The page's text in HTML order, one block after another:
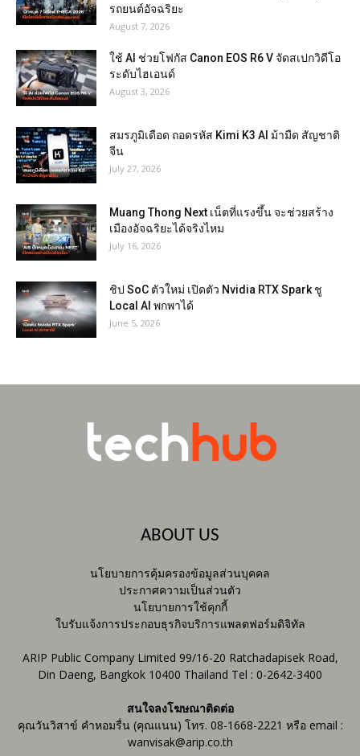
รถยนต์อัจฉริยะ
August 7, 2026
ใช้ AI ช่วยโฟกัส Canon EOS R6 V จัดสเปกวิดีโอ
ระดับไฮเอนด์
August 3, 2026
สมรภูมิเดือด ถอดรหัส Kimi K3 AI ม้ามืด สัญชาติ
จีน
July 27, 2026
Muang Thong Next เน็ตที่แรงขึ้น จะช่วยสร้าง
เมืองอัจฉริยะได้จริงไหม
July 16, 2026
ชิป SoC ตัวใหม่ เปิดตัว Nvidia RTX Spark ชู
Local AI พกพาได้
June 5, 2026
ABOUT US
นโยบายการคุ้มครองข้อมูลส่วนบุคคล
ประกาศความเป็นส่วนตัว
นโยบายการใช้คุกกี้
ใบรับแจ้งการประกอบธุรกิจบริการแพลตฟอร์มดิจิทัล
ARIP Public Company Limited 99/16-20 Ratchadapisek Road,
Din Daeng, Bangkok 10400 Thailand Tel : 0-2642-3400
สนใจลงโฆษณาติดต่อ
คุณวันวิสาข์ คำหอมรื่น (คุณแนน) โทร. 08-1668-2221 หรือ email :
wanvisak@arip.co.th